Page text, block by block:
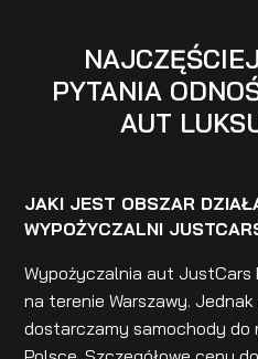
PYTANIA
AUT
JAKI JEST OBSZAR
WYPOŻYCZALNI
Wypożyczalnia aut JustCars
na terenie Warszawy.
dostarczamy samochody do